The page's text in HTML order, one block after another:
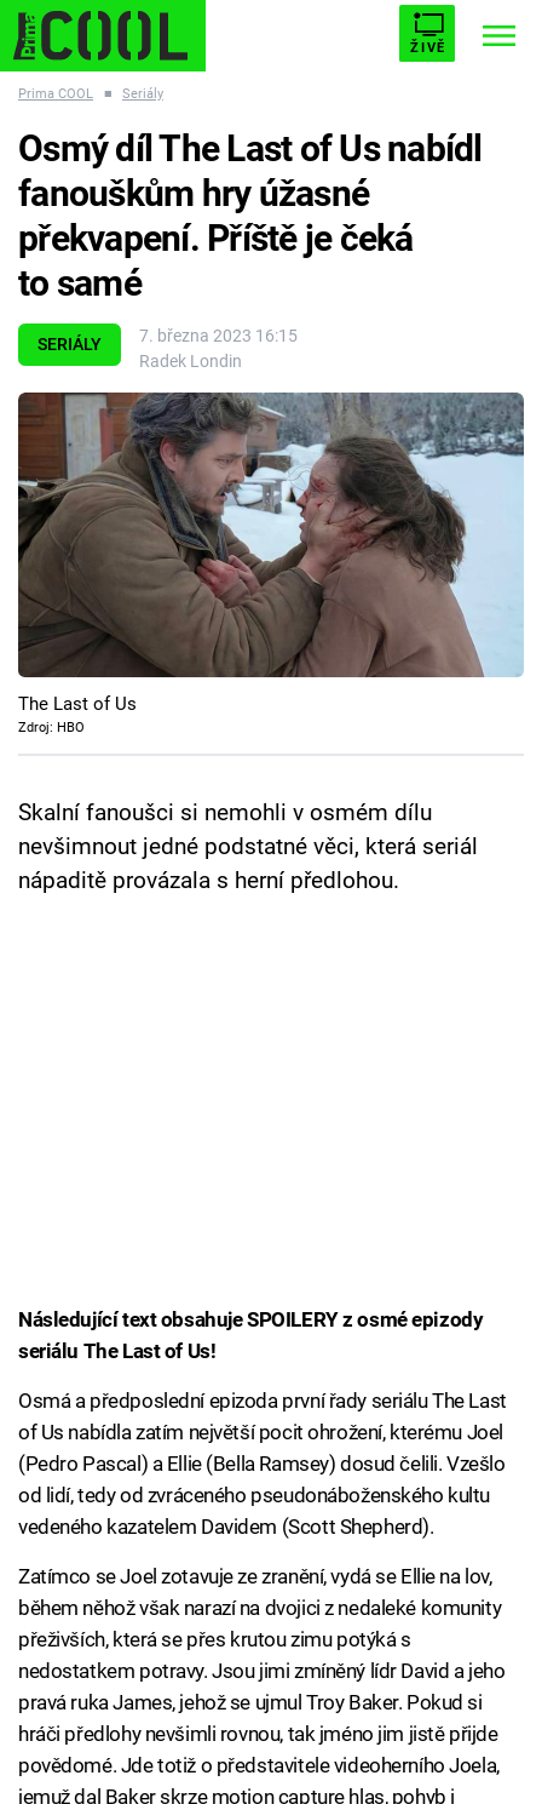
ŽIVĚ
ESCAPE PLNEJ KOTEL AVENGERS 5
Témata
Filmy
Seriály
Hry
Cool Esport
Pořady
TV Program
Přihlášení
Prima COOL ■ Seriály
SERIÁLY
7. března 2023 16:15
Radek Londin
Osmý díl The Last of Us nabídl
fanouškům hry úžasné
překvapení. Příště je čeká
to samé
The Last of Us
Zdroj: HBO
Skalní fanoušci si nemohli v osmém dílu
nevšimnout jedné podstatné věci, která seriál
nápaditě provázala s herní předlohou.
Následující text obsahuje SPOILERY z osmé epizody
seriálu The Last of Us!
Osmá a předposlední epizoda první řady seriálu The Last
of Us nabídla zatím největší pocit ohrožení, kterému Joel
(Pedro Pascal) a Ellie (Bella Ramsey) dosud čelili. Vzešlo
od lidí, tedy od zvráceného pseudonáboženského kultu
vedeného kazatelem Davidem (Scott Shepherd).
Zatímco se Joel zotavuje ze zranění, vydá se Ellie na lov,
během něhož však narazí na dvojici z nedaleké komunity
přeživších, která se přes krutou zimu potýká s
nedostatkem potravy. Jsou jimi zmíněný lídr David a jeho
pravá ruka James, jehož se ujmul Troy Baker. Pokud si
hráči předlohy nevšimli rovnou, tak jméno jim jistě přijde
povědomé. Jde totiž o představitele videoherního Joela,
jemuž dal Baker skrze motion capture hlas, pohyb i